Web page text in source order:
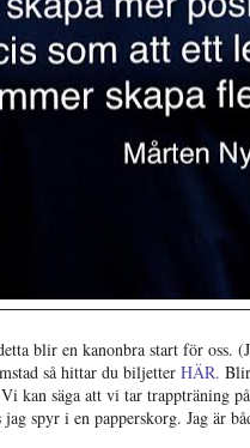
blir en kanonbra start för oss.
så hittar du biljetter HÄR.
kan säga att vi tar trappträning
spyr i en papperskorg. Jag är